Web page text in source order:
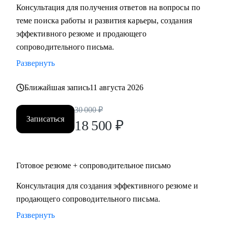
Мидл и топ руководители.
• CEO/Генеральный директор
• Операционный директор/Исполнительный директор
• Коммерческий директор/Директор по продажам
• CFO/ Финансовый директор
• Директор по производству
• ИТ-директор
• Директор по логистике и закупкам
• Директор по стратегическому развитию
Для своих клиентов я — Карьерный доктор, который
поможет «диагностировать и вылечить» проблемы в
области профессионального развития: выявить сильные
уникальность, найти оптимальное и актуальное решение, а
Консультация для получения ответов на вопросы по
теме поиска работы и развития карьеры, создания
эффективного резюме и продающего
сопроводительного письма.
Развернуть
Ближайшая запись11 августа 2026
Записаться
30 000 ₽
18 500 ₽
Готовое резюме + сопроводительное письмо
Консультация для создания эффективного резюме и
продающего сопроводительного письма.
Развернуть